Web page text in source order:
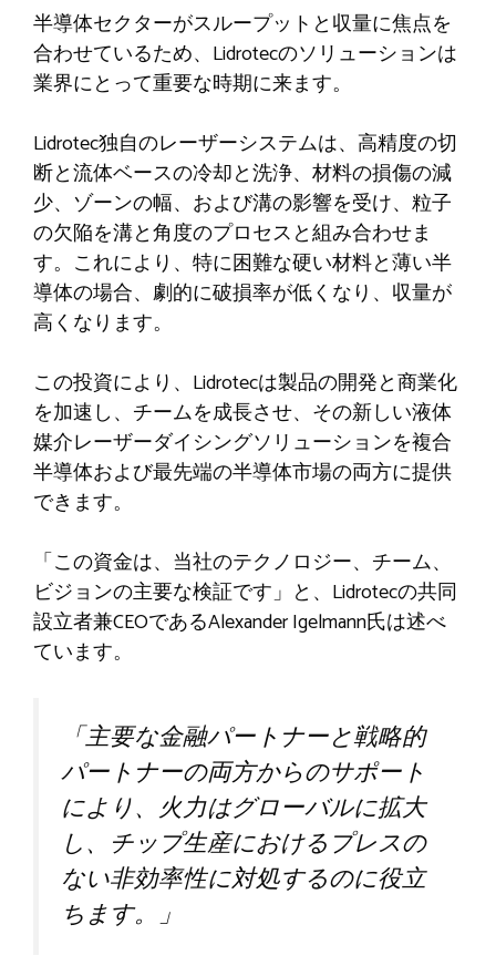
半導体セクターがスループットと収量に焦点を
合わせているため、Lidrotecのソリューションは
業界にとって重要な時期に来ます。
Lidrotec独自のレーザーシステムは、高精度の切
断と流体ベースの冷却と洗浄、材料の損傷の減
少、ゾーンの幅、および溝の影響を受け、粒子
の欠陥を溝と角度のプロセスと組み合わせま
す。これにより、特に困難な硬い材料と薄い半
導体の場合、劇的に破損率が低くなり、収量が
高くなります。
この投資により、Lidrotecは製品の開発と商業化
を加速し、チームを成長させ、その新しい液体
媒介レーザーダイシングソリューションを複合
半導体および最先端の半導体市場の両方に提供
できます。
「この資金は、当社のテクノロジー、チーム、
ビジョンの主要な検証です」と、Lidrotecの共同
設立者兼CEOであるAlexander Igelmann氏は述べ
ています。
「主要な金融パートナーと戦略的
パートナーの両方からのサポート
により、火力はグローバルに拡大
し、チップ生産におけるプレスの
ない非効率性に対処するのに役立
ちます。」